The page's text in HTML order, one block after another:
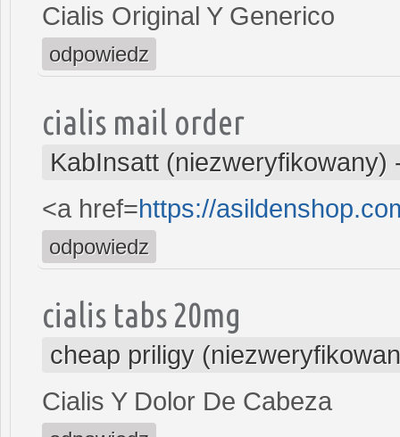
Cialis Original Y Generico
odpowiedz
cialis mail order
KabInsatt (niezweryfikowany)
<a href=https://
odpowiedz
cialis tabs 20mg
cheap priligy
Cialis Y Dolor De Cabeza